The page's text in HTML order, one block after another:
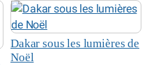
Dakar sous les lumières de
Noël